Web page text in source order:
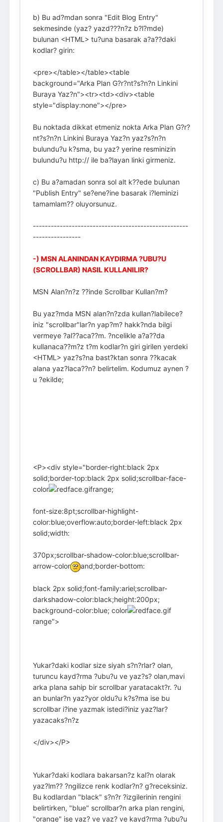
b) Bu ad?mdan sonra "Edit Blog Entry"
sekmesinde (yaz? yazd???n?z b?l?mde)
bulunan <HTML> tu?una basarak a?a??daki
kodlar? girin:
<pre></table></table><table
background="Arka Plan G?r?nt?s?n?n Linkini
Buraya Yaz?n"><tr><td><div><table
style="display:none"></pre>
Bu noktada dikkat etmeniz nokta Arka Plan G?r?
nt?s?n?n Linkini Buraya Yaz?n yaz?s?n?n
bulundu?u k?sma, bu yaz? yerine resminizin
bulundu?u http:// ile ba?layan linki girmeniz.
c) Bu a?amadan sonra sol alt k??ede bulunan
"Publish Entry" se?ene?ine basarak i?leminizi
tamamlam?? oluyorsunuz.
----------------------------------------------------
----------------
-) MSN ALANINDAN KAYDIRMA ?UBU?U
(SCROLLBAR) NASIL KULLANILIR?
MSN Alan?n?z ??inde Scrollbar Kullan?m?
Bu yaz?mda MSN alan?n?zda kullan?labilece?
iniz "scrollbar"lar?n yap?m? hakk?nda bilgi
vermeye ?al??aca??m. ?ncelikle a?a??da
kullanaca??m?z t?m kodlar?n giri girilen yerdeki
<HTML> yaz?s?na bast?ktan sonra ??kacak
alana yaz?laca??n? belirtelim. Kodumuz aynen ?
u ?ekilde;
<P><div style="border-right:black 2px
solid;border-top:black 2px solid;scrollbar-face-
color
range;
font-size:8pt;scrollbar-highlight-
color:blue;overflow:auto;border-left:black 2px
solid;width:
370px;scrollbar-shadow-color:blue;scrollbar-
arrow-color
and;border-bottom:
black 2px solid;font-family:ariel;scrollbar-
darkshadow-color:black;height:200px;
background-color:blue; color
range">
Yukar?daki kodlar size siyah s?n?rlar? olan,
turuncu kayd?rma ?ubu?u ve yaz?s? olan,mavi
arka plana sahip bir scrollbar yaratacakt?r. ?u
an bunlar?n yaz?yor oldu?u k?s?ma ise bu
scrollbar i?ine yazmak istedi?iniz yaz?lar?
yazacaks?n?z
</div></P>
Yukar?daki kodlara bakarsan?z kal?n olarak
yaz?lm?? ?ngilizce renk kodlar?n? g?receksiniz.
Bu kodlardan "black" s?n?r ?izgilerinin rengini
belirtirken, "blue" scrollbar?n arka plan rengini,
"orange" ise yaz? ve yaz? ve kayd?rma ?ubu?u